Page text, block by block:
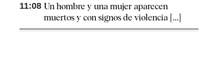
11:08 Un hombre y una mujer aparecen
muertos y con signos de violencia [...]